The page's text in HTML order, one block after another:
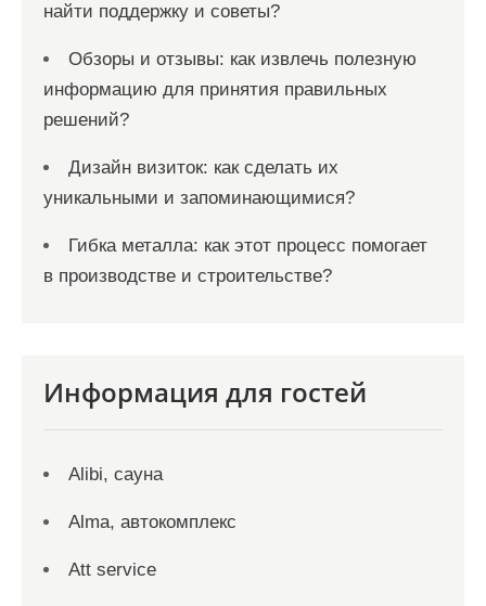
найти поддержку и советы?
Обзоры и отзывы: как извлечь полезную
информацию для принятия правильных
решений?
Дизайн визиток: как сделать их
уникальными и запоминающимися?
Гибка металла: как этот процесс помогает
в производстве и строительстве?
Информация для гостей
Alibi, сауна
Alma, автокомплекс
Att service